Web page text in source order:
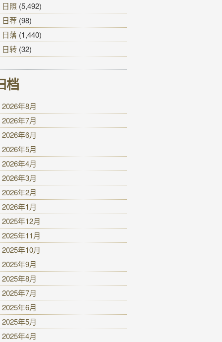
日照 (5,492)
日荐 (98)
日落 (1,440)
日转 (32)
档
2026年8月
2026年7月
2026年6月
2026年5月
2026年4月
2026年3月
2026年2月
2026年1月
2025年12月
2025年11月
2025年10月
2025年9月
2025年8月
2025年7月
2025年6月
2025年5月
2025年4月